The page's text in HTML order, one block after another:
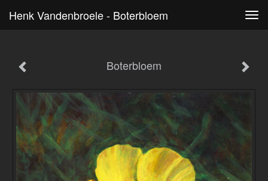
Henk Vandenbroele - Boterbloem
Boterbloem